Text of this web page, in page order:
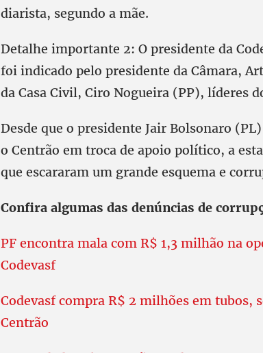
diarista, segundo a mãe.
Detalhe importante 2: O presidente da
foi indicado pelo presidente da Câmara,
da Casa Civil, Ciro Nogueira (PP), líderes
Desde que o presidente Jair Bolsonaro
o Centrão em troca de apoio político, a
que escararam um grande esquema e
Confira algumas das denúncias de
PF encontra mala com R$ 1,3 milhão na
Codevasf
Codevasf compra R$ 2 milhões em tubos,
Centrão